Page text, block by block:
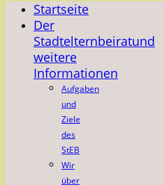
Startseite
Der
Stadtelternbeiratund
weitere
Informationen
Aufgaben
und
Ziele
des
StEB
Wir
über